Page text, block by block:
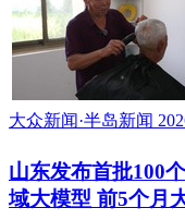
大众新闻·半岛新闻
山东发布首批100
域大模型 前5个月